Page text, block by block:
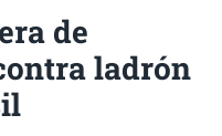
de
ladrón